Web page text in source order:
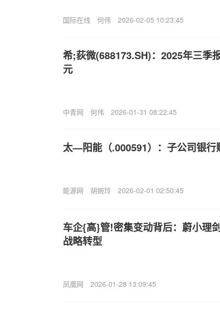
国际在线 何伟 2026-02-05 10:23:45
希;荻微(688173.SH)：2025年三季
元
中青网 何伟 2026-01-31 08:22:45
太—阳能（.000591）：子公司银行
能源网 胡婉玲 2026-02-01 02:50:45
车企{高}管!密集变动背后：蔚小理
战略转型
凤凰网 2026-01-28 13:09:45